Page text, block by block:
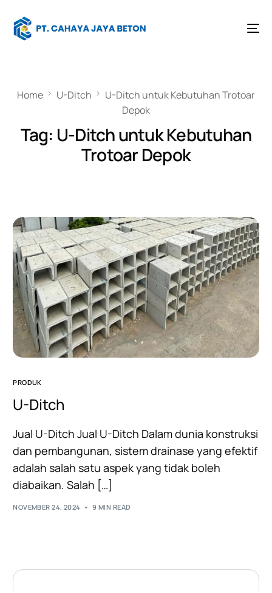
Home U-Ditch
U-Ditch untuk Kebutuhan Trotoar
Depok
Tag: U-Ditch untuk Kebutuhan
Trotoar Depok
PRODUK
U-Ditch
Jual U-Ditch Jual U-Ditch Dalam dunia konstruksi
dan pembangunan, sistem drainase yang efektif
adalah salah satu aspek yang tidak boleh
diabaikan. Salah […]
NOVEMBER 24, 2024 9 MIN READ